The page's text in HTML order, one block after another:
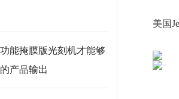
能掩膜版光刻机才能够
产品输出
美国